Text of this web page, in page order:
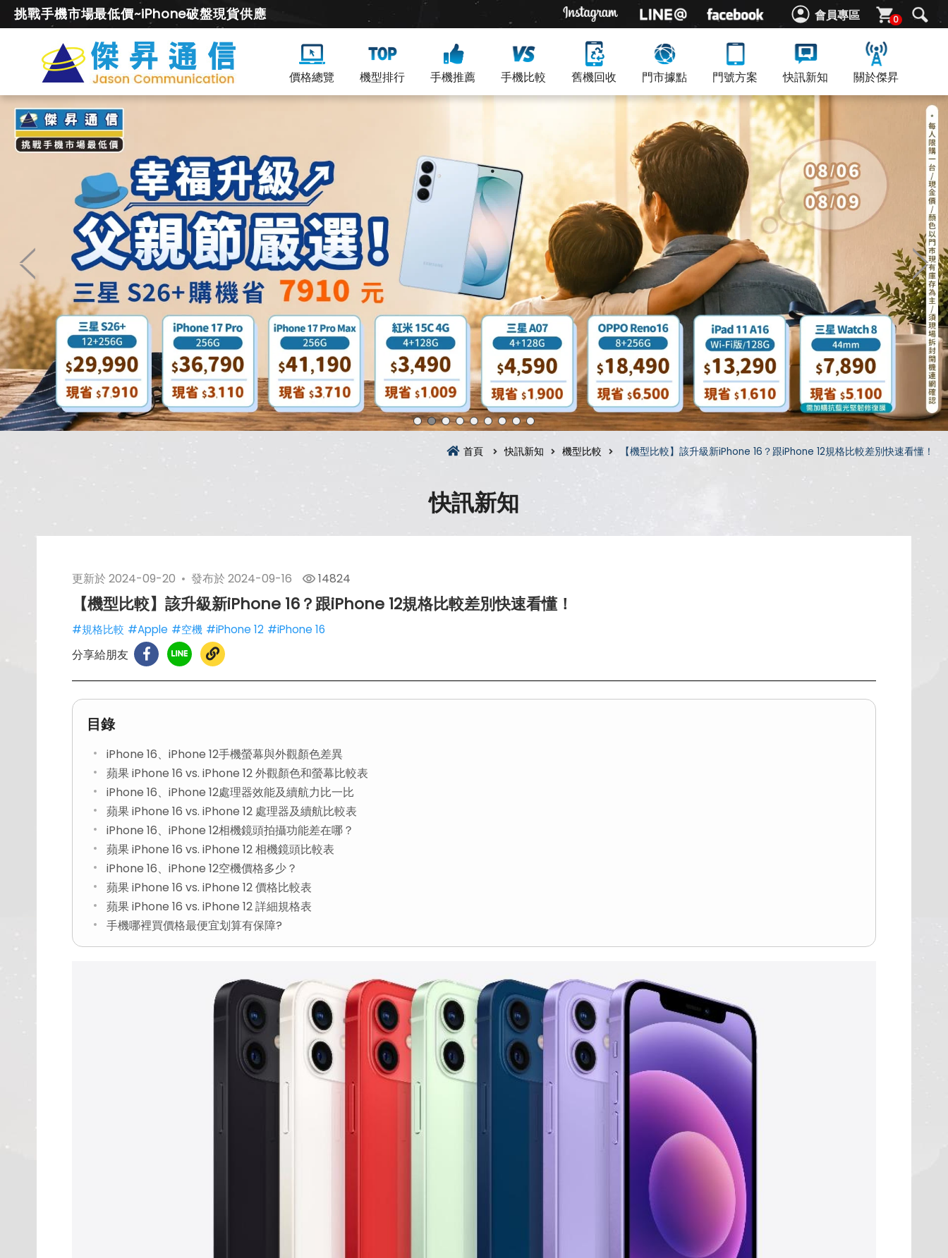
會員專區 0
挑戰手機市場最低價~iPhone破盤現貨供應
價格總覽 機型排行 手機推薦 手機比較 舊機回收 門市據點 門號方案 快訊新知 關於傑昇
首頁 快訊新知 機型比較 【機型比較】該升級新iPhone 16？跟iPhone 12規格比較差別快速看懂！
快訊新知
更新於 2024-09-20 發布於 2024-09-16 14824
【機型比較】該升級新iPhone 16？跟iPhone 12規格比較差別快速看懂！
#規格比較 #Apple #空機 #iPhone 12 #iPhone 16
分享給朋友
目錄
iPhone 16、iPhone 12手機螢幕與外觀顏色差異
蘋果 iPhone 16 vs. iPhone 12 外觀顏色和螢幕比較表
iPhone 16、iPhone 12處理器效能及續航力比一比
蘋果 iPhone 16 vs. iPhone 12 處理器及續航比較表
iPhone 16、iPhone 12相機鏡頭拍攝功能差在哪？
蘋果 iPhone 16 vs. iPhone 12 相機鏡頭比較表
iPhone 16、iPhone 12空機價格多少？
蘋果 iPhone 16 vs. iPhone 12 價格比較表
蘋果 iPhone 16 vs. iPhone 12 詳細規格表
手機哪裡買價格最便宜划算有保障?